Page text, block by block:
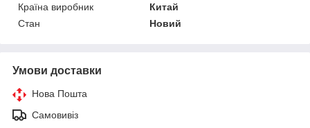
Країна виробник
Китай
Стан
Новий
Умови доставки
Нова Пошта
Самовивіз